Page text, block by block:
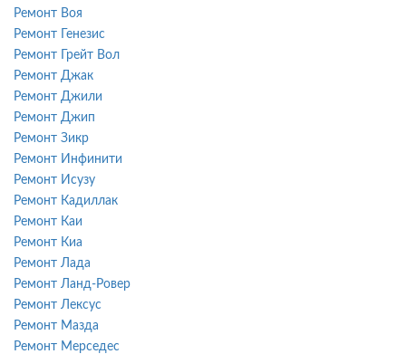
Ремонт Воя
Ремонт Генезис
Ремонт Грейт Вол
Ремонт Джак
Ремонт Джили
Ремонт Джип
Ремонт Зикр
Ремонт Инфинити
Ремонт Исузу
Ремонт Кадиллак
Ремонт Каи
Ремонт Киа
Ремонт Лада
Ремонт Ланд-Ровер
Ремонт Лексус
Ремонт Мазда
Ремонт Мерседес